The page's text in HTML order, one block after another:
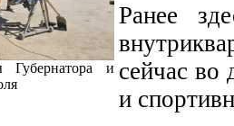
и
Ранее
сейчас во
и